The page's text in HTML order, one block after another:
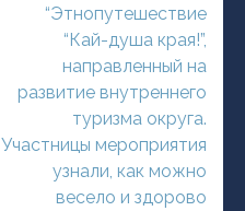
“Этнопутешествие
“Кай-душа края!”,
направленный на
развитие внутреннего
туризма округа.
Участницы мероприятия
узнали, как можно
весело и здорово